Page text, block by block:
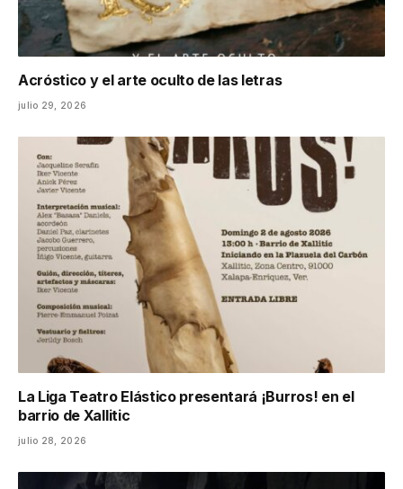
Acróstico y el arte oculto de las letras
julio 29, 2026
La Liga Teatro Elástico presentará ¡Burros! en el
barrio de Xallitic
julio 28, 2026